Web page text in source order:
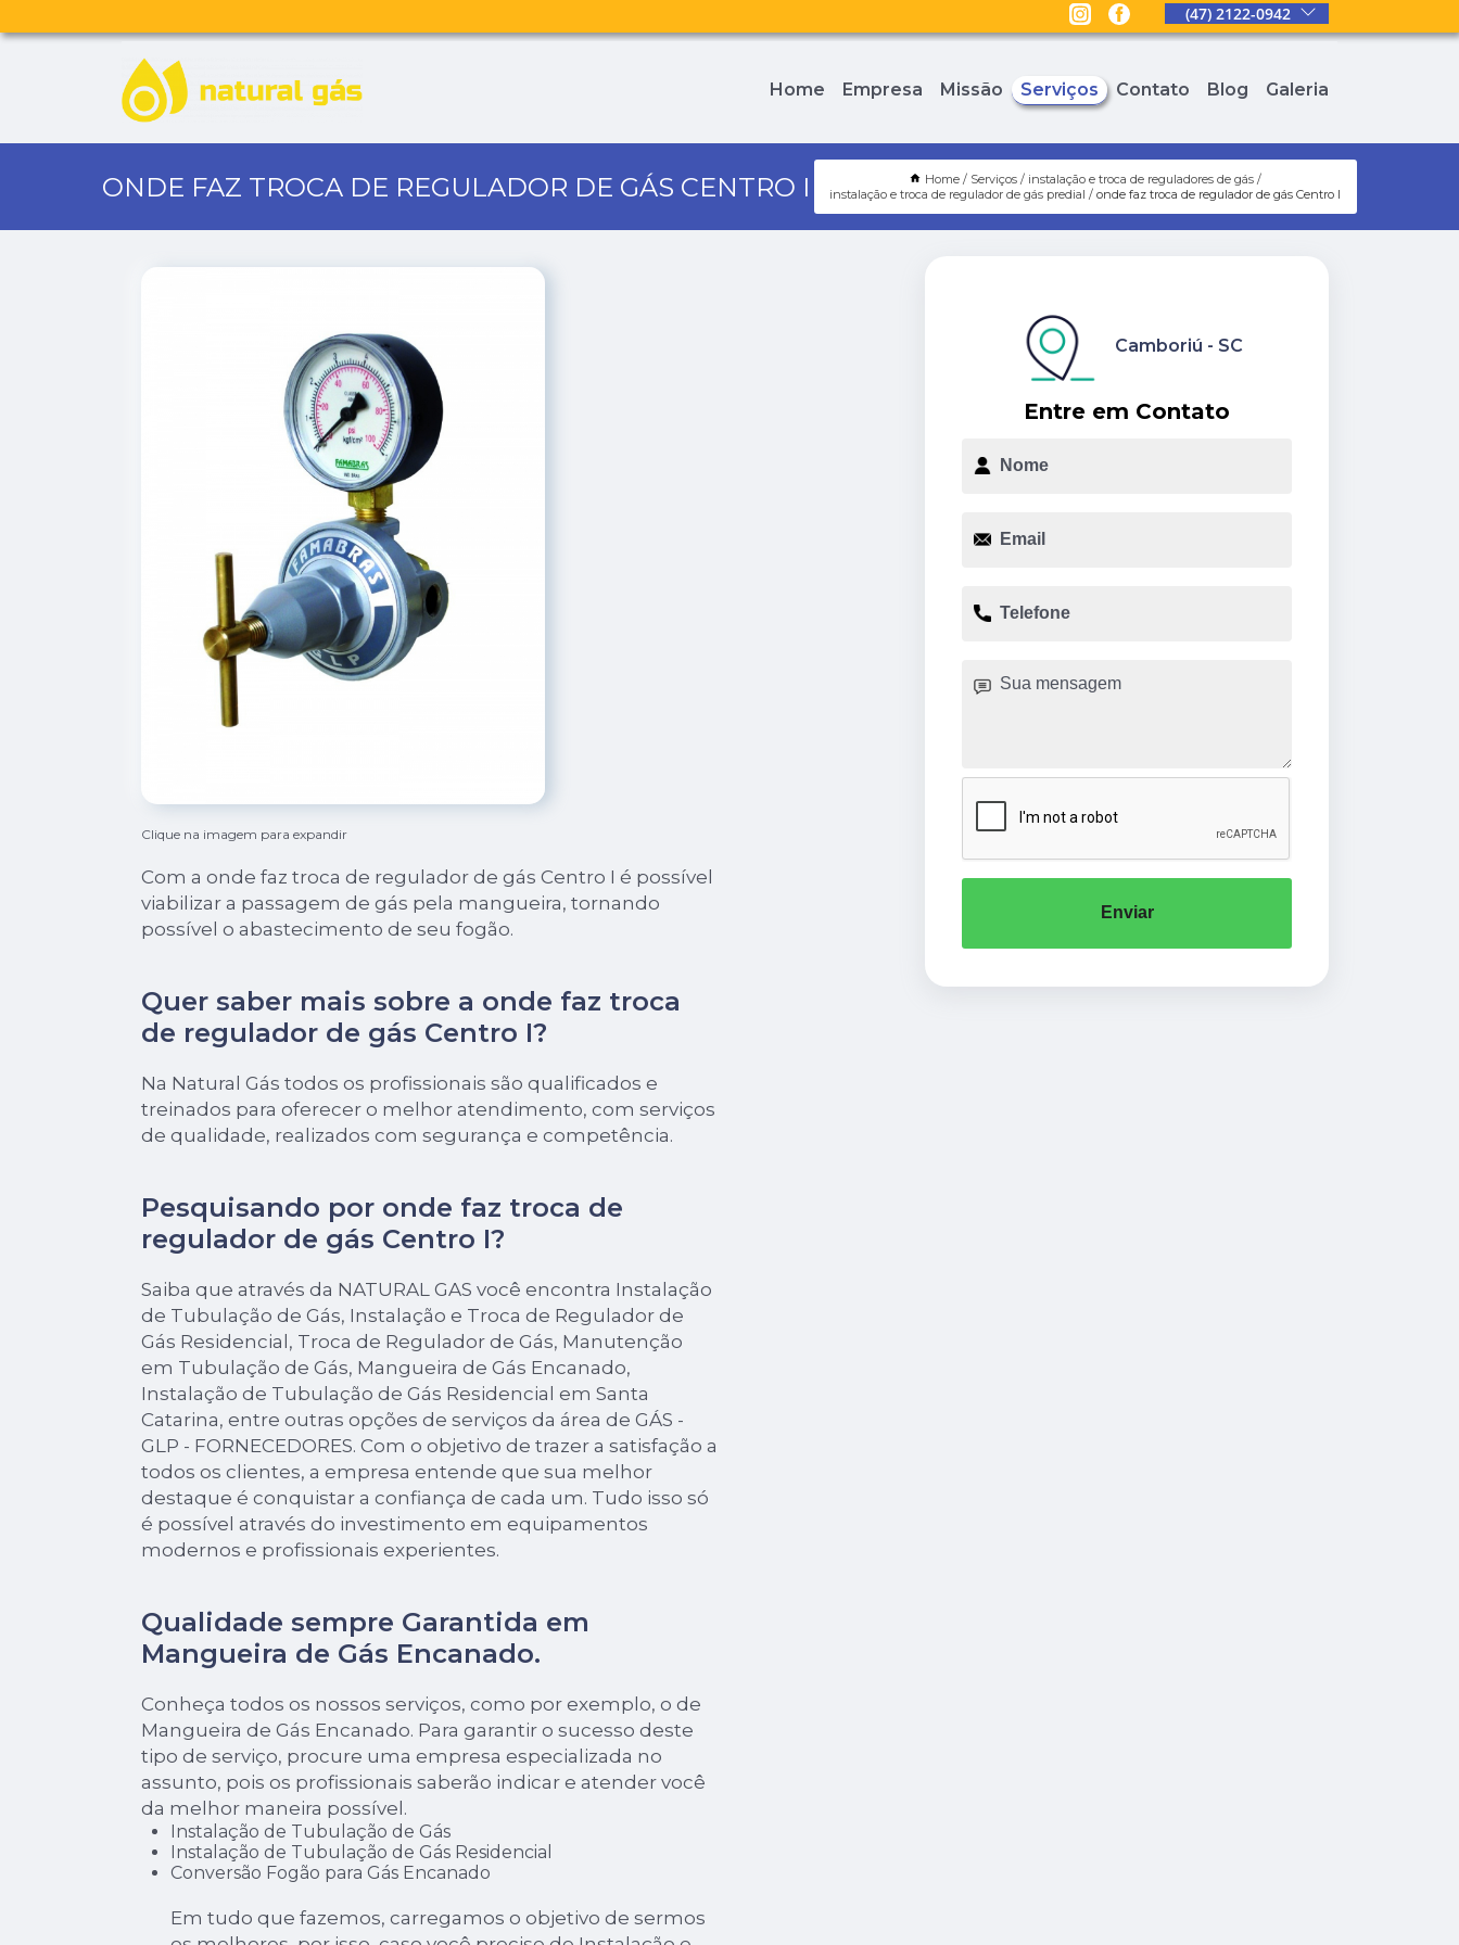
(47) 2122-0942
Home Empresa Missão Serviços Contato Blog Galeria
ONDE FAZ TROCA DE REGULADOR DE GÁS CENTRO I Home Serviços
instalação e troca de reguladores de gás
instalação e troca de regulador de gás predial
onde faz troca de regulador de gás Centro I
Clique na imagem para expandir
Com a onde faz troca de regulador de gás Centro I é possível
viabilizar a passagem de gás pela mangueira, tornando
possível o abastecimento de seu fogão.
Quer saber mais sobre a onde faz troca
de regulador de gás Centro I?
Na Natural Gás todos os profissionais são qualificados e
treinados para oferecer o melhor atendimento, com serviços
de qualidade, realizados com segurança e competência.
Pesquisando por onde faz troca de
regulador de gás Centro I?
Saiba que através da NATURAL GAS você encontra Instalação
de Tubulação de Gás, Instalação e Troca de Regulador de
Gás Residencial, Troca de Regulador de Gás, Manutenção
em Tubulação de Gás, Mangueira de Gás Encanado,
Instalação de Tubulação de Gás Residencial em Santa
Catarina, entre outras opções de serviços da área de GÁS -
GLP - FORNECEDORES. Com o objetivo de trazer a satisfação a
todos os clientes, a empresa entende que sua melhor
destaque é conquistar a confiança de cada um. Tudo isso só
é possível através do investimento em equipamentos
modernos e profissionais experientes.
Qualidade sempre Garantida em
Mangueira de Gás Encanado.
Conheça todos os nossos serviços, como por exemplo, o de
Mangueira de Gás Encanado. Para garantir o sucesso deste
tipo de serviço, procure uma empresa especializada no
assunto, pois os profissionais saberão indicar e atender você
da melhor maneira possível.
Instalação de Tubulação de Gás
Instalação de Tubulação de Gás Residencial
Conversão Fogão para Gás Encanado
Em tudo que fazemos, carregamos o objetivo de sermos
Entre em Contato
Camboriú - SC
Enviar